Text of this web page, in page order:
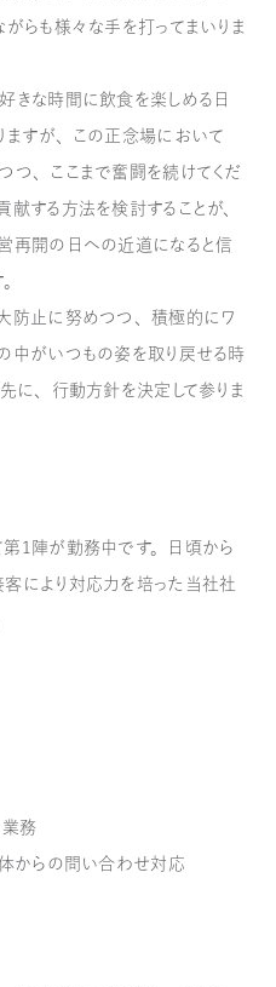
らも様々な手を打ってまいりま
きな時間に飲食を楽しめる日
ますが、この正念場において
つ、ここまで奮闘を続けてくだ
する方法を検討することが、
再開の日への近道になると信
防止に努めつつ、積極的にワ
中がいつもの姿を取り戻せる時
に、行動方針を決定して参りま
1陣が勤務中です。日頃から
により対応力を培った当社社
業務
体からの問い合わせ対応